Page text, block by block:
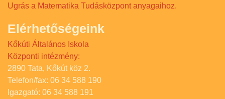
Ugrás a Matematika Tudásközpont anyagaihoz.
Elérhetőségeink
Kőkúti Általános Iskola
Központi intézmény:
2890 Tata, Kőkút köz 2.
Telefon/fax: 06 34 588 190
Igazgató: 06 34 588 191